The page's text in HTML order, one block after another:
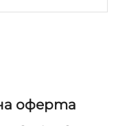
стенно
оферта